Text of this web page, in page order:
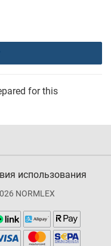
for this
использования
NORMLEX